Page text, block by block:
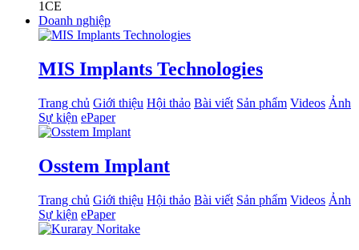
1CE
Doanh nghiệp
MIS Implants Technologies
Trang chủ Giới thiệu Hội thảo Bài viết Sản phẩm Videos Ảnh
Sự kiện ePaper
Osstem Implant
Trang chủ Giới thiệu Hội thảo Bài viết Sản phẩm Videos Ảnh
Sự kiện ePaper